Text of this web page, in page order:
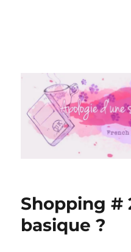
Apologie
Shopping #
basique ?